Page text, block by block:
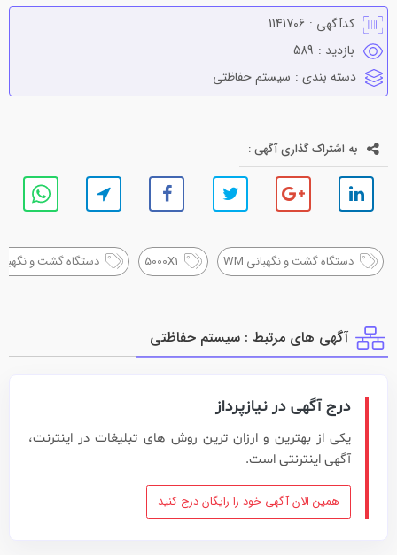
کدآگهی : 1141706
بازدید : 589
دسته بندی : سيستم حفاظتي
به اشتراک گذاری آگهی :
دستگاه گشت و نگهبانی WM 5000X1 دستگاه گشت و
آگهی های مرتبط : سيستم حفاظتي
درج آگهی در نیازپرداز
یکی از بهترین و ارزان ترین روش های تبلیغات در اینترنت،
آگهی اینترنتی است.
همین الان آگهی خود را رایگان درج کنید